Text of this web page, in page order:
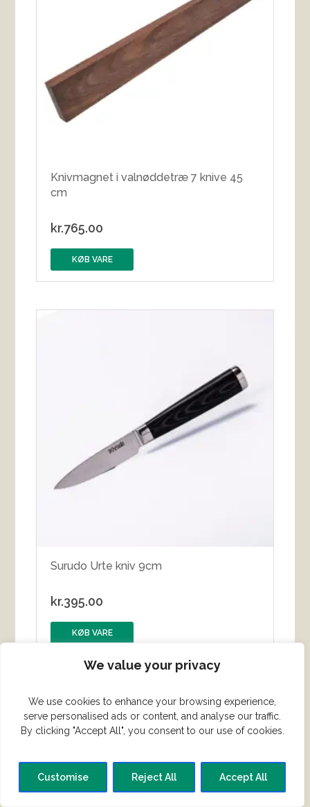
We value your privacy
We use cookies to enhance your browsing experience,
serve personalised ads or content, and analyse our traffic.
By clicking "Accept All", you consent to our use of cookies.
Customise Reject All Accept All
Knivmagnet i valnøddetræ 7 knive 45
cm
kr.765.00
KØB VARE
Surudo Urte kniv 9cm
kr.395.00
KØB VARE